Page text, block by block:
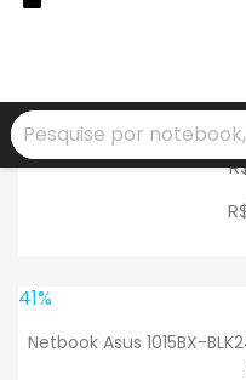
Netbook Asus 1015BX-
41%
Netbook Asus 1015BX-